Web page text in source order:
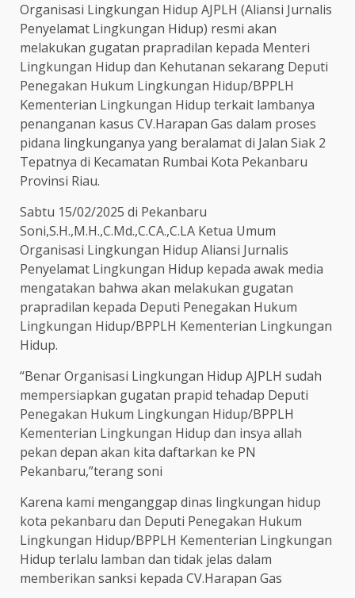
Organisasi Lingkungan Hidup AJPLH (Aliansi Jurnalis
Penyelamat Lingkungan Hidup) resmi akan
melakukan gugatan prapradilan kepada Menteri
Lingkungan Hidup dan Kehutanan sekarang Deputi
Penegakan Hukum Lingkungan Hidup/BPPLH
Kementerian Lingkungan Hidup terkait lambanya
penanganan kasus CV.Harapan Gas dalam proses
pidana lingkunganya yang beralamat di Jalan Siak 2
Tepatnya di Kecamatan Rumbai Kota Pekanbaru
Provinsi Riau.
Sabtu 15/02/2025 di Pekanbaru
Soni,S.H.,M.H.,C.Md.,C.CA.,C.LA Ketua Umum
Organisasi Lingkungan Hidup Aliansi Jurnalis
Penyelamat Lingkungan Hidup kepada awak media
mengatakan bahwa akan melakukan gugatan
prapradilan kepada Deputi Penegakan Hukum
Lingkungan Hidup/BPPLH Kementerian Lingkungan
Hidup.
“Benar Organisasi Lingkungan Hidup AJPLH sudah
mempersiapkan gugatan prapid tehadap Deputi
Penegakan Hukum Lingkungan Hidup/BPPLH
Kementerian Lingkungan Hidup dan insya allah
pekan depan akan kita daftarkan ke PN
Pekanbaru,”terang soni
Karena kami menganggap dinas lingkungan hidup
kota pekanbaru dan Deputi Penegakan Hukum
Lingkungan Hidup/BPPLH Kementerian Lingkungan
Hidup terlalu lamban dan tidak jelas dalam
memberikan sanksi kepada CV.Harapan Gas